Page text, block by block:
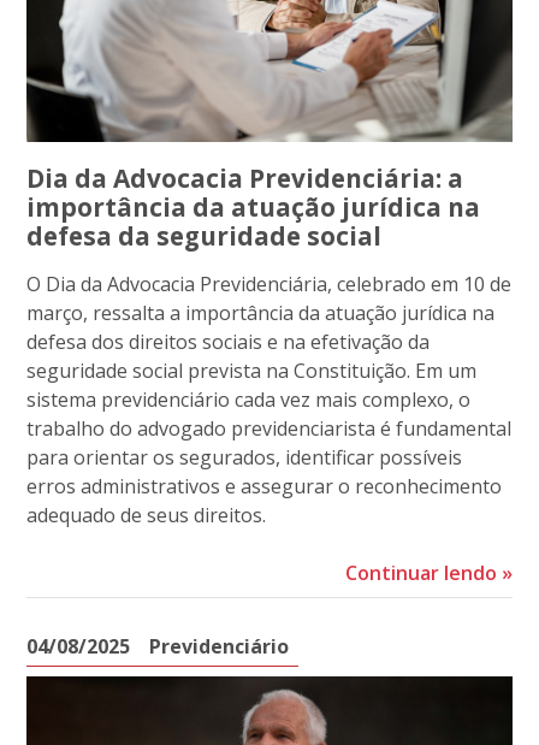
Dia da Advocacia Previdenciária: a
importância da atuação jurídica na
defesa da seguridade social
O Dia da Advocacia Previdenciária, celebrado em 10 de
março, ressalta a importância da atuação jurídica na
defesa dos direitos sociais e na efetivação da
seguridade social prevista na Constituição. Em um
sistema previdenciário cada vez mais complexo, o
trabalho do advogado previdenciarista é fundamental
para orientar os segurados, identificar possíveis
erros administrativos e assegurar o reconhecimento
adequado de seus direitos.
Continuar lendo »
04/08/2025 Previdenciário